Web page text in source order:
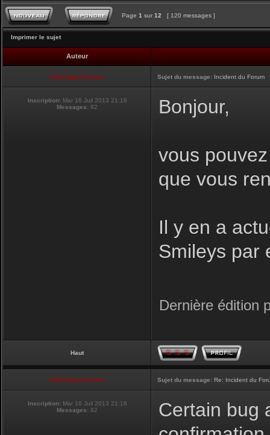
Page 1 sur 12 [ 120 messages ]
Imprimer le sujet
Auteur
Club Supra France Sujet du message: Incident du Forum
Inscription: Mar 16 Juil 2013 21:16
Messages: 82 Bonjour,
vous
que vous
Il y en a
Smileys par
Dernière édition
Haut
Club Supra France Sujet du message: Re: Incident du
Inscription: Mar 16 Juil 2013 21:16
Messages: 82
Certain bug